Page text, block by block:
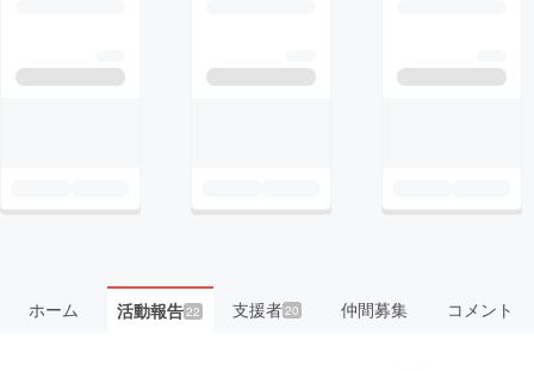
ホーム 活動報告22 支援者 20 仲間募集 コメント